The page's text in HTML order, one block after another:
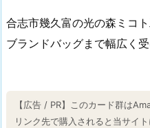
合志市幾久富の光の森ミコ
ブランドバッグまで幅広く受
【広告 / PR】このカード群は
リンク先で購入されると当サイ